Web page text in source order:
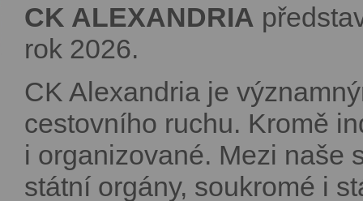
CK ALEXANDRIA
rok 2026.
CK Alexandria je
cestovního ruchu. Kromě
i organizované. Mezi naše
státní orgány, soukromé i